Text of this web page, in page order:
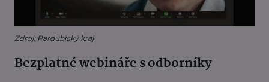
Zdroj: Pardubický kraj
Bezplatné webináře s odborníky